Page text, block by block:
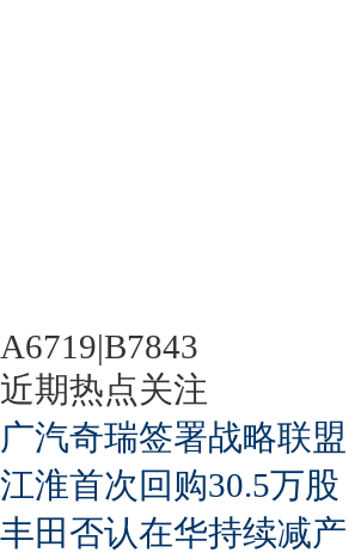
A6719|B7843
近期热点关注
广汽奇瑞签署战略联盟
江淮首次回购30.5万股
丰田否认在华持续减产